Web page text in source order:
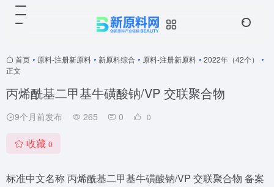
首页 • 原料-注册新原料 • 新原料综合 • 原料-注册新原料 • 2022年（42个）
•
正文
丙烯酰基二甲基牛磺酸钠/VP 交联聚合物
9个月前发布 265 0 0
收藏 0
标准中文名称 丙烯酰基二甲基牛磺酸钠/VP 交联聚合物 备案